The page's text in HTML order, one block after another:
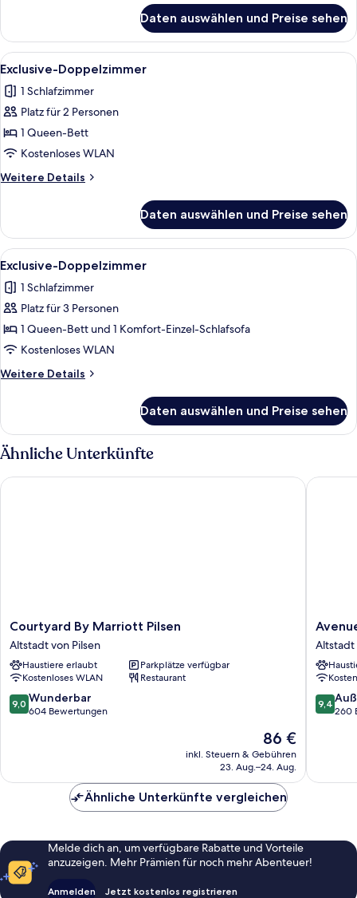
Doppelzimmer
Daten auswählen und Preise sehen
Alle
Fotos
für
Exclusive-
Doppelzimmer
anzeigen
Ein modernes Hotelzimmer mit
1
Exclusive-Doppelzimmer
1 Schlafzimmer
Platz für 2 Personen
1 Queen-Bett
Kostenloses WLAN
Weitere Details
Weitere
Doppelzimmer
Daten auswählen und Preise sehen
Alle
Fotos
für
Exclusive-
Doppelzimmer
anzeigen
Ein modernes Hotelzimmer mit
1
Exclusive-Doppelzimmer
1 Schlafzimmer
Platz für 3 Personen
1 Queen-Bett und 1 Komfort-Einzel-Schlafsofa
Kostenloses WLAN
Weitere Details
Weitere
Doppelzimmer
Daten auswählen und Preise sehen
Ähnliche Unterkünfte
Courtyard
By
Marriott
Pilsen
Altstadt
von
Pilsen
Courtyard By Marriott Pilsen
Altstadt von Pilsen
Haustiere erlaubt
Parkplätze verfügbar
Kostenloses WLAN
Restaurant
9.0
von
9,0 Wunderbar
604 Bewertungen
Der
Preis
beträgt
86 €
inkl. Steuern & Gebühren
23. Aug.–24. Aug.
Courtyard By Marriott Pilsen
Avenue
Pallova
28
Altstadt
von
Pilsen
Altstadt
9.4
von
9,4
260
Avenue
Ähnliche Unterkünfte vergleichen
Melde dich an, um verfügbare Rabatte und Vorteile
anzuzeigen. Mehr Prämien für noch mehr Abenteuer!
Anmelden Jetzt kostenlos registrieren